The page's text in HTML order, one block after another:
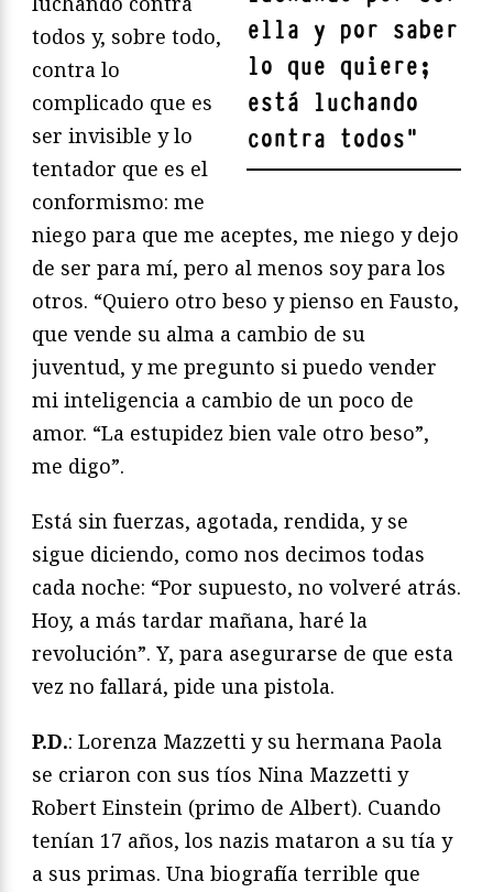
ella y por saber
lo que quiere;
está luchando
contra todos"
todos y, sobre todo,
contra lo
complicado que es
ser invisible y lo
tentador que es el
conformismo: me
niego para que me aceptes, me niego y dejo
de ser para mí, pero al menos soy para los
otros. “Quiero otro beso y pienso en Fausto,
que vende su alma a cambio de su
juventud, y me pregunto si puedo vender
mi inteligencia a cambio de un poco de
amor. “La estupidez bien vale otro beso”,
me digo”.
Está sin fuerzas, agotada, rendida, y se
sigue diciendo, como nos decimos todas
cada noche: “Por supuesto, no volveré atrás.
Hoy, a más tardar mañana, haré la
revolución”. Y, para asegurarse de que esta
vez no fallará, pide una pistola.
P.D.: Lorenza Mazzetti y su hermana Paola
se criaron con sus tíos Nina Mazzetti y
Robert Einstein (primo de Albert). Cuando
tenían 17 años, los nazis mataron a su tía y
a sus primas. Una biografía terrible que